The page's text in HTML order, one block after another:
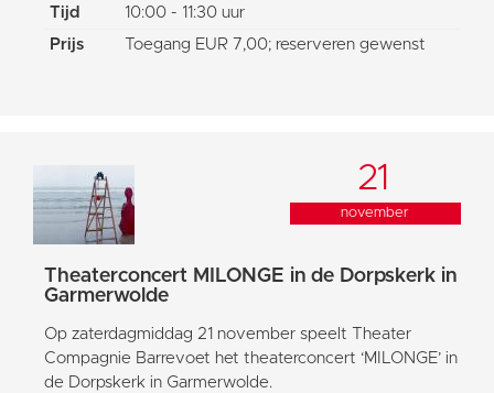
Tijd
10:00 - 11:30 uur
Prijs
Toegang EUR 7,00; reserveren gewenst
21
november
Theaterconcert MILONGE in de Dorpskerk in
Garmerwolde
Op zaterdagmiddag 21 november speelt Theater
Compagnie Barrevoet het theaterconcert ‘MILONGE’ in
de Dorpskerk in Garmerwolde.